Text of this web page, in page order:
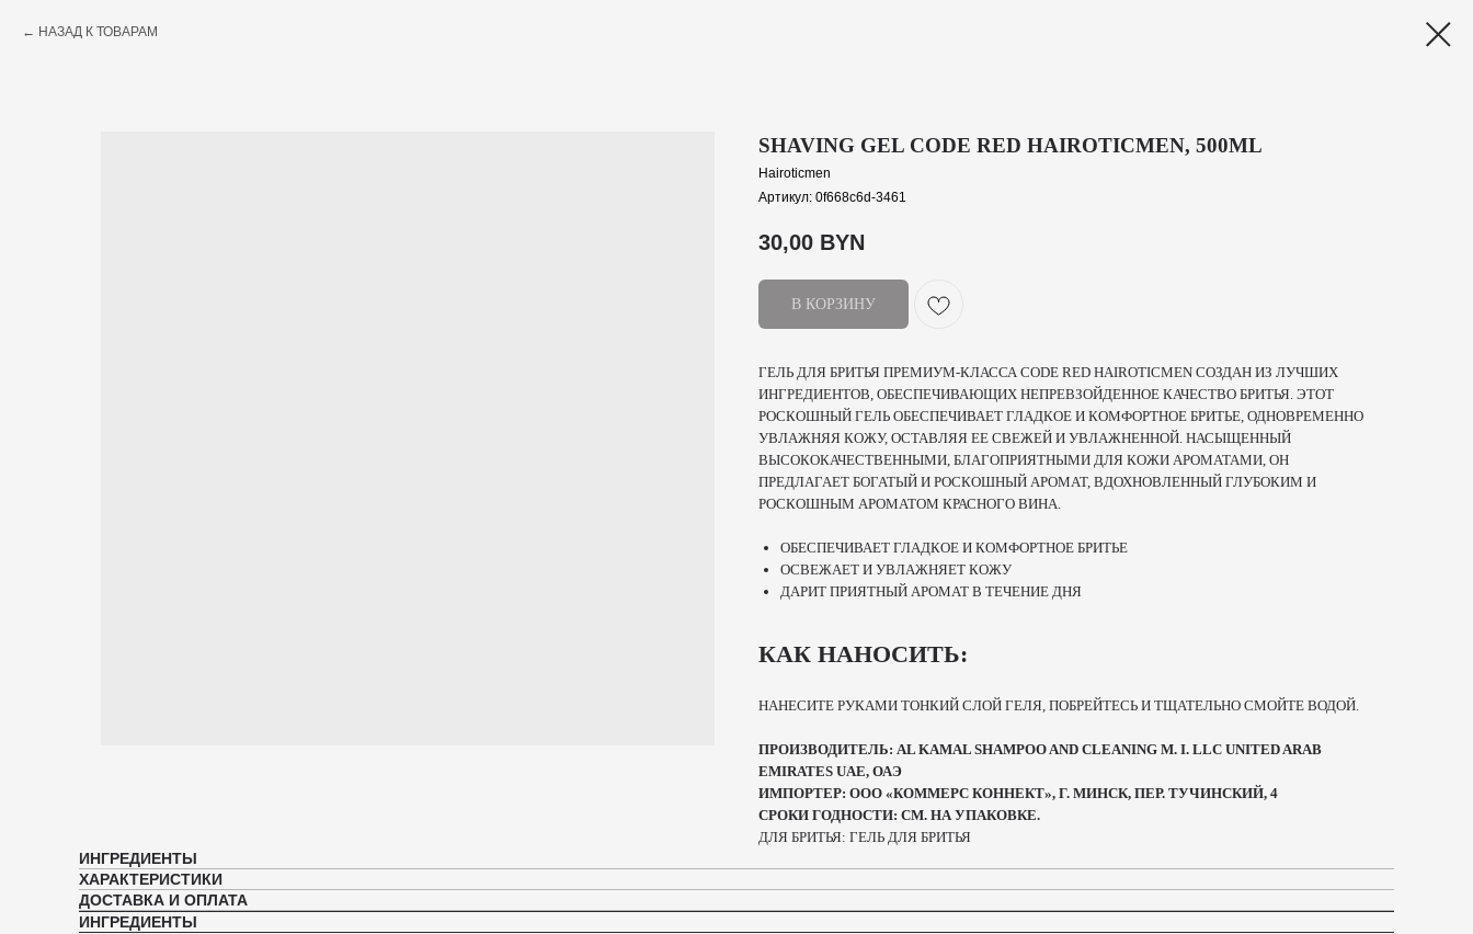
НАЗАД К ТОВАРАМ
SHAVING GEL CODE RED HAIROTICMEN, 500ML
Hairoticmen
Артикул: 0f668c6d-3461
30,00 BYN
В КОРЗИНУ
ГЕЛЬ ДЛЯ БРИТЬЯ ПРЕМИУМ-КЛАССА CODE RED HAIROTICMEN СОЗДАН ИЗ ЛУЧШИХ
ИНГРЕДИЕНТОВ, ОБЕСПЕЧИВАЮЩИХ НЕПРЕВЗОЙДЕННОЕ КАЧЕСТВО БРИТЬЯ. ЭТОТ
РОСКОШНЫЙ ГЕЛЬ ОБЕСПЕЧИВАЕТ ГЛАДКОЕ И КОМФОРТНОЕ БРИТЬЕ, ОДНОВРЕМЕННО
УВЛАЖНЯЯ КОЖУ, ОСТАВЛЯЯ ЕЕ СВЕЖЕЙ И УВЛАЖНЕННОЙ. НАСЫЩЕННЫЙ
ВЫСОКОКАЧЕСТВЕННЫМИ, БЛАГОПРИЯТНЫМИ ДЛЯ КОЖИ АРОМАТАМИ, ОН
ПРЕДЛАГАЕТ БОГАТЫЙ И РОСКОШНЫЙ АРОМАТ, ВДОХНОВЛЕННЫЙ ГЛУБОКИМ И
РОСКОШНЫМ АРОМАТОМ КРАСНОГО ВИНА.
ОБЕСПЕЧИВАЕТ ГЛАДКОЕ И КОМФОРТНОЕ БРИТЬЕ
ОСВЕЖАЕТ И УВЛАЖНЯЕТ КОЖУ
ДАРИТ ПРИЯТНЫЙ АРОМАТ В ТЕЧЕНИЕ ДНЯ
КАК НАНОСИТЬ:
НАНЕСИТЕ РУКАМИ ТОНКИЙ СЛОЙ ГЕЛЯ, ПОБРЕЙТЕСЬ И ТЩАТЕЛЬНО СМОЙТЕ ВОДОЙ.
ПРОИЗВОДИТЕЛЬ: AL KAMAL SHAMPOO AND CLEANING M. I. LLC UNITED ARAB
EMIRATES UAE, ОАЭ
ИМПОРТЕР: ООО «КОММЕРС КОННЕКТ», Г. МИНСК, ПЕР. ТУЧИНСКИЙ, 4
СРОКИ ГОДНОСТИ: СМ. НА УПАКОВКЕ.
ДЛЯ БРИТЬЯ: ГЕЛЬ ДЛЯ БРИТЬЯ
ИНГРЕДИЕНТЫ
ХАРАКТЕРИСТИКИ
ДОСТАВКА И ОПЛАТА
ИНГРЕДИЕНТЫ